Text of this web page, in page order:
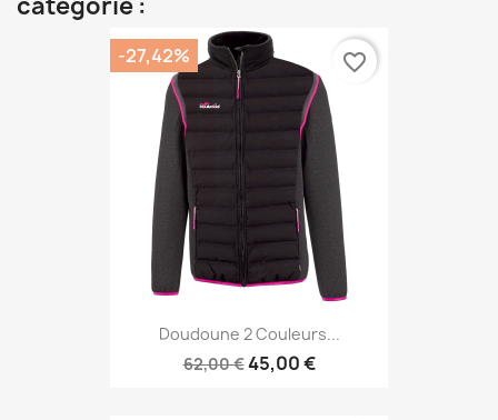
Doudoune 2 Couleurs...
62,00 €45,00 €
-27,42% favorite_border